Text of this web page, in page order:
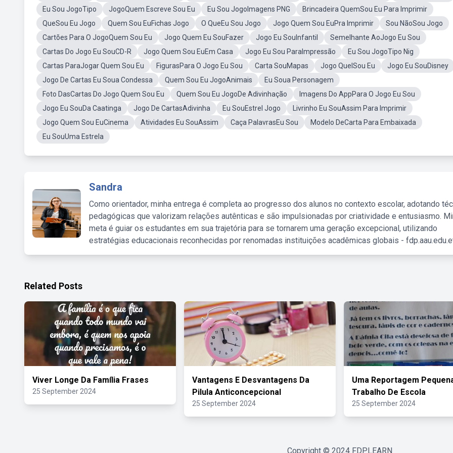
Eu Sou JogoTipo
JogoQuem Escreve Sou Eu Eu Sou JogoImagens PNG
Brincadeira QuemSou Eu Para Imprimir
QueSou Eu Jogo
Quem Sou EuFichas Jogo O QueEu Sou Jogo Jogo Quem Sou EuPra Imprimir
Sou NãoSou Jogo
Cartões Para O JogoQuem Sou Eu
Jogo Quem Eu SouFazer Jogo Eu SouInfantil
Semelhante AoJogo Eu Sou
Cartas Do Jogo Eu SouCD-R
Jogo Quem Sou EuEm Casa Jogo Eu Sou ParaImpressão
Eu Sou JogoTipo Nig
Cartas ParaJogar Quem Sou Eu
FigurasPara O Jogo Eu Sou Carta SouMapas Jogo QuelSou Eu
Jogo Eu SouDisney
Jogo De Cartas Eu Soua Condessa
Quem Sou Eu JogoAnimais
Eu Soua Personagem
Foto DasCartas Do Jogo Quem Sou Eu
Quem Sou Eu JogoDe Adivinhação
Imagens Do AppPara O Jogo Eu Sou
Jogo Eu SouDa Caatinga
Jogo De CartasAdivinha Eu SouEstrel Jogo
Livrinho Eu SouAssim Para Imprimir
Jogo Quem Sou EuCinema
Atividades Eu SouAssim Caça PalavrasEu Sou
Modelo DeCarta Para Embaixada
Eu SouUma Estrela
Sandra
Como orientador, minha entrega é completa ao progresso dos alunos no contexto escolar, adotando
pedagógicas que valorizam relações autênticas e são impulsionadas por criatividade e entusiasmo.
meta é guiar os estudantes em sua trajetória para se tornarem uma geração excepcional, utilizando
estratégias educacionais reconhecidas por renomadas instituições acadêmicas globais -
Related Posts
Viver Longe Da Família Frases
25 September 2024
Vantagens E Desvantagens Da
Pilula Anticoncepcional
25 September 2024
Uma Reportagem
Trabalho De Escola
25 September 2024
Copyright © 2024 FDPLEARN